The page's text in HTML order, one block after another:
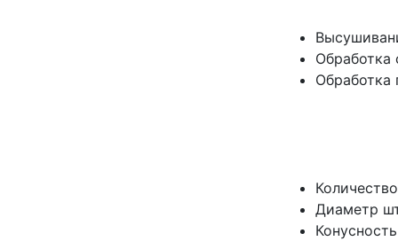
Обработка
Обработка
Диаметр